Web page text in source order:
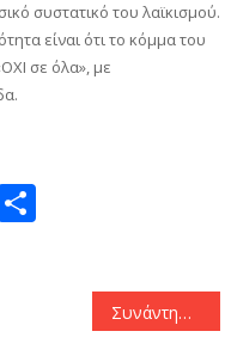
συστατικό του λαϊκισμού.
είναι ότι το κόμμα του
σε όλα», με
Συνάντηση Κυρ. Μητσοτάκη με τον γ.γ. του ΑΚΕΛ Στέφανο Στεφάνου